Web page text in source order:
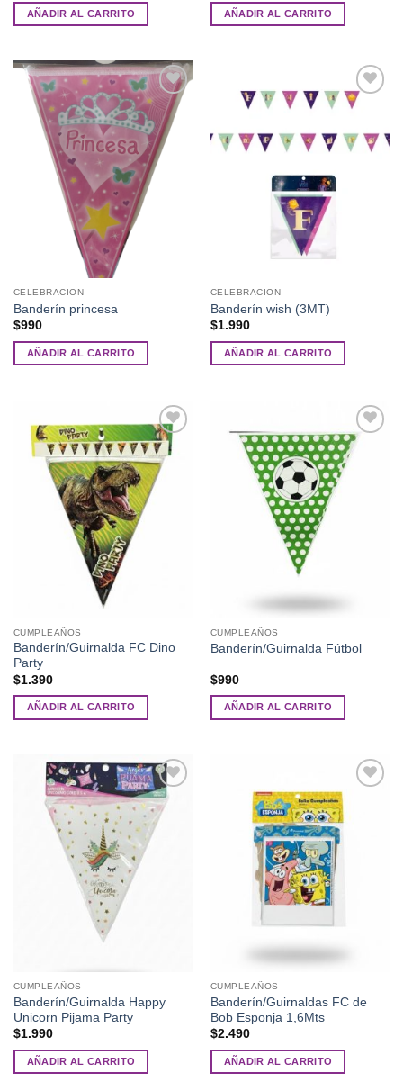
AÑADIR AL CARRITO AÑADIR AL CARRITO
Añadir
a la
lista de
deseos
CELEBRACION
Banderín princesa
$990
AÑADIR AL CARRITO
Añadir
lista de
deseos
CELEBRACION
Banderín wish (3MT)
$1.990
AÑADIR AL CARRITO
Añadir
a la
lista de
deseos
CUMPLEAÑOS
Banderín/Guirnalda FC Dino
Party
$1.390
AÑADIR AL CARRITO
Añadir
lista de
CUMPLEAÑOS
Banderín/Guirnalda Fútbol
$990
AÑADIR AL CARRITO
Añadir
a la
lista de
deseos
CUMPLEAÑOS
Banderín/Guirnalda Happy
Unicorn Pijama Party
$1.990
AÑADIR AL CARRITO
CUMPLEAÑOS
Banderín/Guirnaldas FC de
Bob Esponja 1,6Mts
$2.490
AÑADIR AL CARRITO